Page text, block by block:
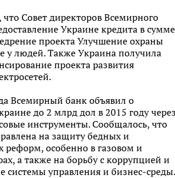
Совет директоров Всемирного
Украине кредита в сумме
проекта Улучшение охраны
у людей. Также Украина получила
проекта развития
Всемирный банк объявил о
до 2 млрд дол в 2015 году
инструменты. Сообщалось, что
на защиту бедных и
особенно в газовом и
а также на борьбу с коррупцией и
системы управления и бизнес-